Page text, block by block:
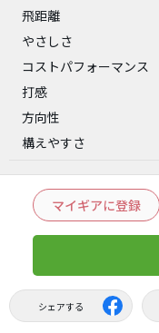
飛距離
やさしさ
コストパフォーマンス
打感
方向性
構えやすさ
マイギアに登録
シェアする